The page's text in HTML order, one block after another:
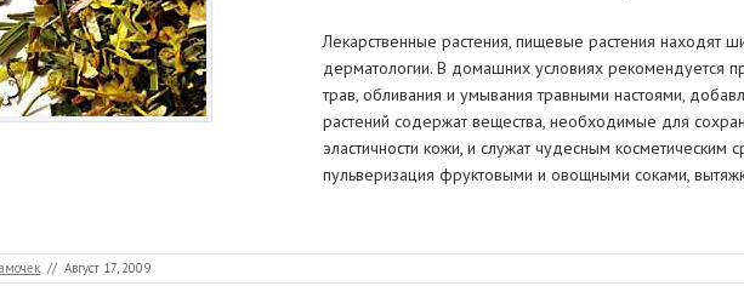
Лекарственные растения, пищевые растения находят
дерматологии. В домашних условиях рекомендуется
трав, обливания и умывания травными настоями,
растений содержат вещества, необходимые для
эластичности кожи, и служат чудесным косметическим
пульверизация фруктовыми и овощными соками,
// Август 17, 2009